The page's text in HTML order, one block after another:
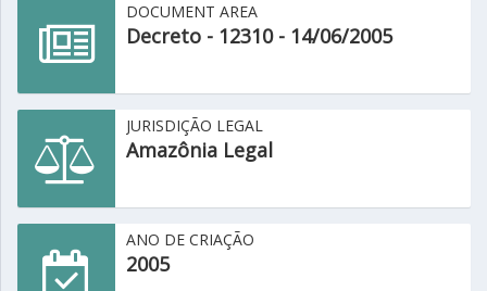
DOCUMENT AREA
Decreto - 12310 - 14/06/2005
JURISDIÇÃO LEGAL
Amazônia Legal
ANO DE CRIAÇÃO
2005